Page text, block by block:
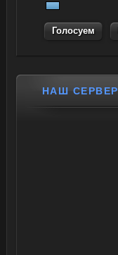
НАШ СЕРВЕР